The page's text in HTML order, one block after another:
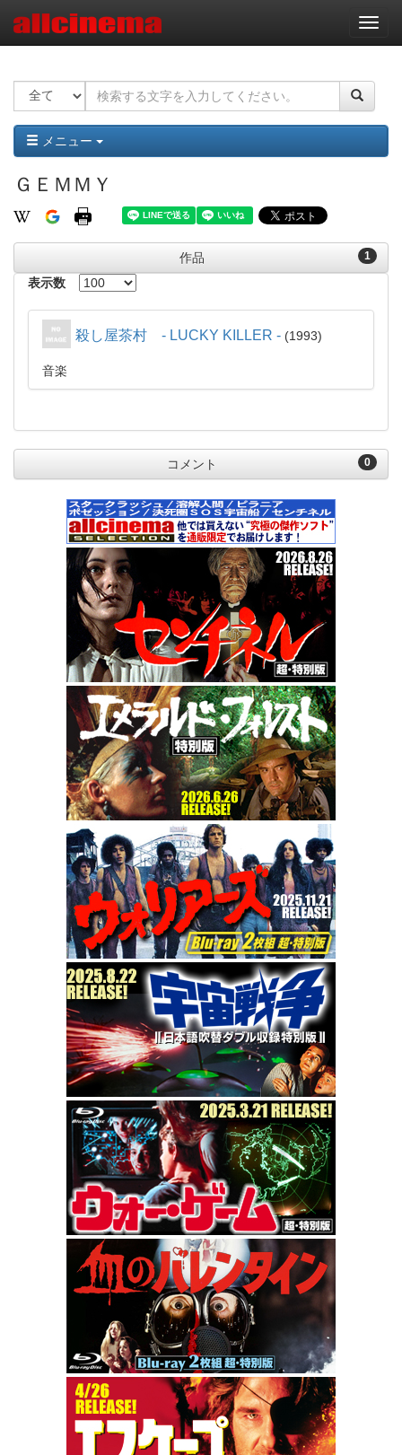
ナ
ビ
ー
ョ
ン
メニュー
ＧＥＭＭＹ
1
作品
表示数
殺し屋茶村 - LUCKY KILLER - 1993
音楽
0
コメント